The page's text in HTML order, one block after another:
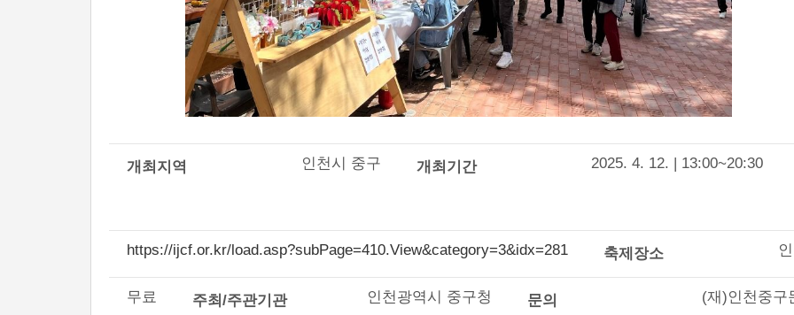
개최지역 인천시 중구 개최기간 2025. 4. 12. | 13:00~20:30
https://ijcf.or.kr/load.asp?subPage=410.View&category=3&idx=281 축제장소
무료 주최/주관기관 인천광역시 중구청 문의
(재)인천중구